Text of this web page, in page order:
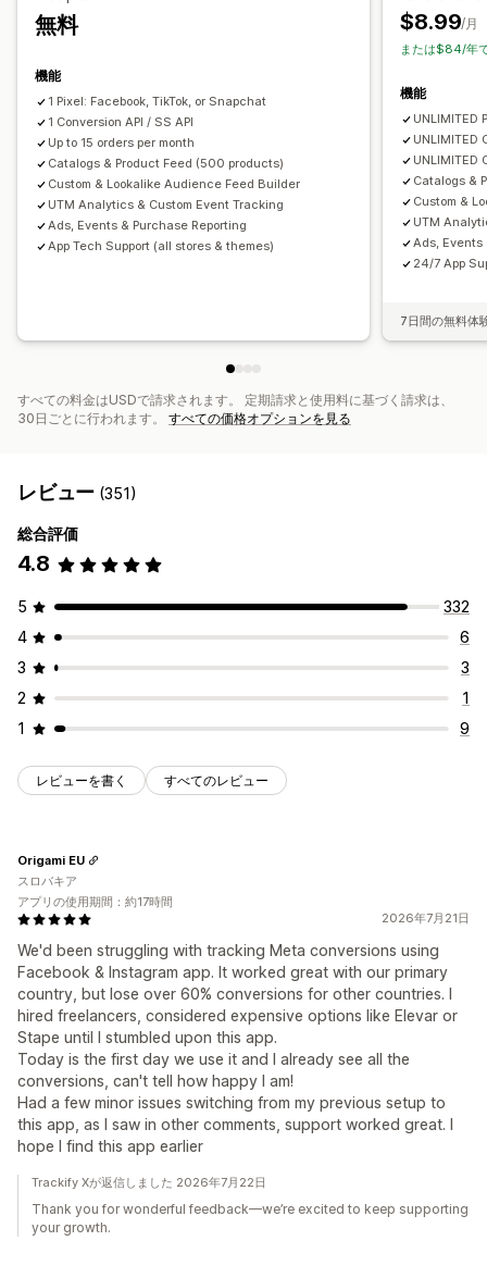
パフォーマンス分析
エンゲージメント指標
コンバージョントラッキング
顧客獲得単価
ダッシュボード
購買層分析
インプレッション数
UTMアトリビューション
トラフィック元
マーケティングアトリビューション
チェックアウト分析 ROAS
利益に関するインサイト
UTM追跡
カゴ落ち
ビジュアルとレポート
分析ダッシュボード カスタムレポート
データのエクスポート
履歴分析 通知
無料
機能
1 Pixel: Facebook, TikTok, or Snapchat
1 Conversion API / SS API
Up to 15 orders per month
Catalogs & Product Feed (500 products)
Custom & Lookalike Audience Feed Builder
UTM Analytics & Custom Event Tracking
Ads, Events & Purchase Reporting
App Tech Support (all stores & themes)
$8.99/月
または$84/年
機能
UNLIMITED
UNLIMITED
UNLIMITED
Catalogs &
Custom &
UTM
Ads, Events
24/7 App
7日間の無料体
すべての料金はUSDで請求されます。 定期請求と使用料に基づく請求は、
30日ごとに行われます。 すべての価格オプションを見る
レビュー (351)
総合評価
4.8
5
332
4
6
3
3
2
1
1
9
レビューを書く すべてのレビュー
2026年7月21日
We'd been struggling with tracking Meta conversions using
Facebook & Instagram app. It worked great with our primary
country, but lose over 60% conversions for other countries. I
hired freelancers, considered expensive options like Elevar or
Stape until I stumbled upon this app.
Today is the first day we use it and I already see all the
conversions, can't tell how happy I am!
Had a few minor issues switching from my previous setup to
this app, as I saw in other comments, support worked great. I
hope I find this app earlier
Origami EU
スロバキア
アプリの使用期間：約17時間
Trackify Xが返信しました 2026年7月22日
Thank you for wonderful feedback—we’re excited to keep supporting
your growth.